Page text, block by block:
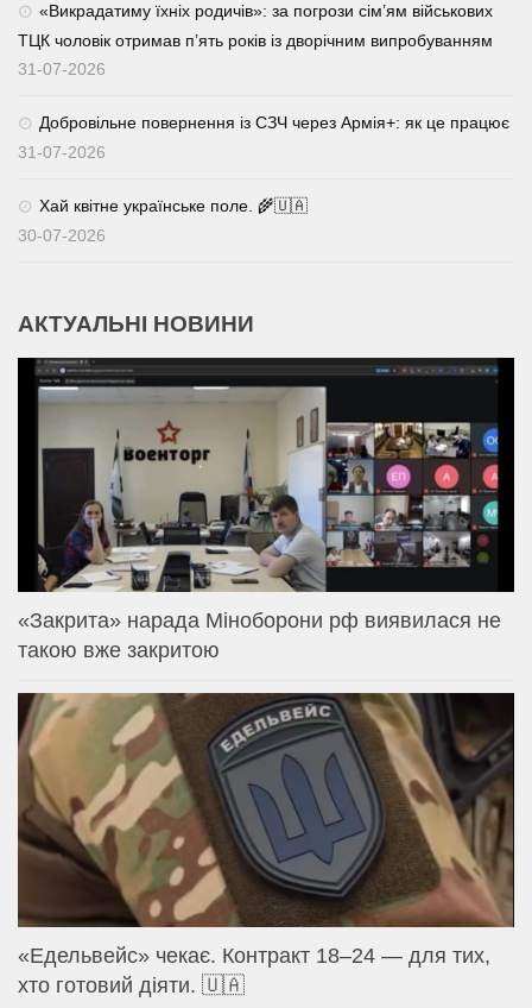
«Викрадатиму їхніх родичів»: за погрози сім’ям військових
ТЦК чоловік отримав п’ять років із дворічним випробуванням
31-07-2026
Добровільне повернення із СЗЧ через Армія+: як це працює
31-07-2026
Хай квітне українське поле. 🌾🇺🇦
30-07-2026
АКТУАЛЬНІ НОВИНИ
«Закрита» нарада Міноборони рф виявилася не
такою вже закритою
«Едельвейс» чекає. Контракт 18–24 — для тих,
хто готовий діяти. 🇺🇦